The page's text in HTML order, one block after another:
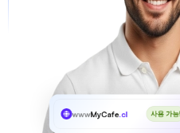
wwwMyCafe.cl 사용 가능!